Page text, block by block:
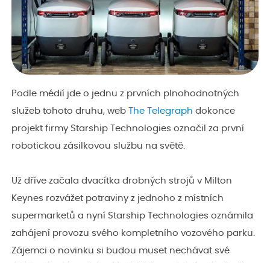
Podle médií jde o jednu z prvních plnohodnotných
služeb tohoto druhu, web
The Telegraph dokonce
projekt firmy Starship Technologies označil za první
robotickou zásilkovou službu na světě.
Už dříve začala dvacítka drobných strojů v Milton
Keynes rozvážet potraviny z jednoho z místních
supermarketů a nyní Starship Technologies oznámila
zahájení provozu svého kompletního vozového parku.
Zájemci o novinku si budou muset nechávat své